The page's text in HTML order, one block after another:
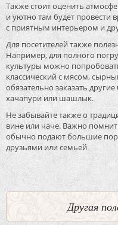
Также стоит оценить
и уютно там будет провести
с приятным интерьером и
Для посетителей также
Например, для полного
культуры можно
классический с мясом,
обязательно заказать
хачапури или шашлык.
Не забывайте также о
вине или чаче. Важно
обычно подают большие
друзьями или семьей
Другая